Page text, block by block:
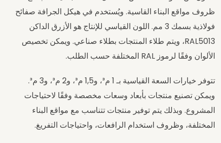
ظروف مواقع البناء القاسية. ويُستخدم في هيكل الجرافة صفائح
فولاذية بسمك 3 مم. اللون القياسي للإنتاج هو الأزرق الداكن
RAL5013، ويتم طلاء المنتجات بطلاء صناعي. ويمكن تخصيص
الألوان وفقًا لرموز RAL المختلفة حسب الطلب.
تتوفر خيارات السعة القياسية بـ 1 م³، و1,5 م³، و2 م³، و3 م³.
ويمكن تصنيع منتجات بأبعاد وسعات مخصصة وفقًا لاحتياجات
المشروع. وبذلك يتم توفير منتجات تتناسب مع مواقع البناء
المختلفة، وظروف استخدام الرافعات، واحتياجات التفريغ.